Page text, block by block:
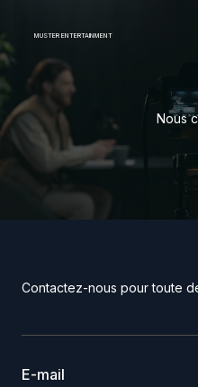
contenu
MUSTER ENTERTAINMENT
Nous
Contactez-nous pour toute
E-mail